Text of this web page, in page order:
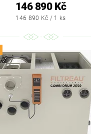
146 890 Kč
146 890 Kč / 1 ks